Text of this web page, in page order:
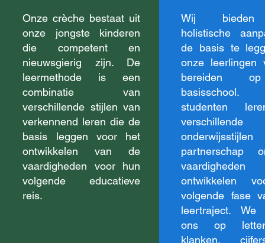
Onze crèche bestaat uit
onze jongste kinderen
die competent en
nieuwsgierig zijn. De
leermethode is een
combinatie van
verschillende stijlen van
verkennend leren die de
basis leggen voor het
ontwikkelen van de
vaardigheden voor hun
volgende educatieve
reis.
Wij
holistische
de basis te
onze leerlingen
bereiden
basisschool.
studenten
verschillende
partnerschap
ontwikkelen
volgende fase
leertraject. We
ons op
klanken,